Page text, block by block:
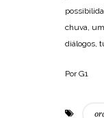
chuva,
diálogos,
Por G1